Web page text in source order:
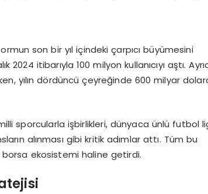
son bir yıl içindeki çarpıcı büyümesini
2024 itibarıyla 100 milyon kullanıcıyı aştı.
yılın dördüncü çeyreğinde 600 milyar
sporcularla işbirlikleri, dünyaca ünlü futbol
alınması gibi kritik adımlar attı. Tüm bu
borsa ekosistemi haline getirdi.